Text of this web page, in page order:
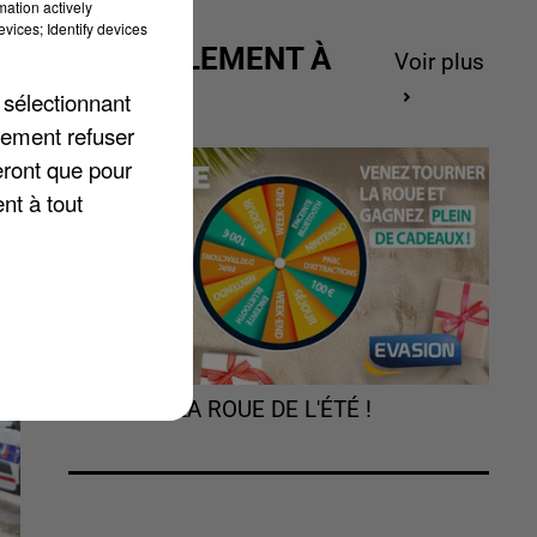
ACTUELLEMENT À
GAGNER
Voir plus
TOURNEZ LA ROUE DE L'ÉTÉ !
actively
Identify devices
refuser
que pour
à tout